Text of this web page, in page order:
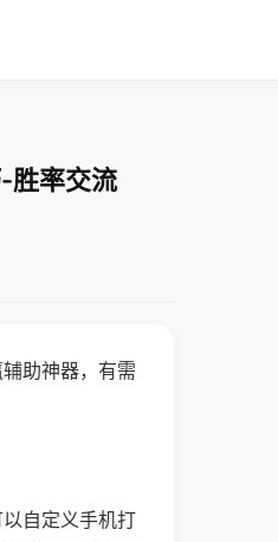
胜率交流
助神器，有需
自定义手机打